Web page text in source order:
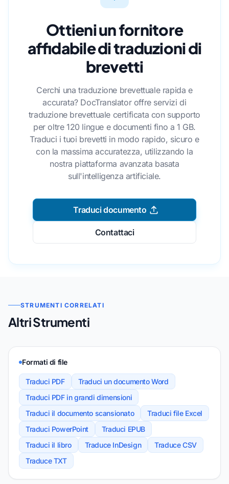
Ottieni un fornitore
affidabile di traduzioni di
brevetti
Cerchi una traduzione brevettuale rapida e
accurata? DocTranslator offre servizi di
traduzione brevettuale certificata con supporto
per oltre 120 lingue e documenti fino a 1 GB.
Traduci i tuoi brevetti in modo rapido, sicuro e
con la massima accuratezza, utilizzando la
nostra piattaforma avanzata basata
sull'intelligenza artificiale.
Traduci documento
Contattaci
STRUMENTI CORRELATI
Altri Strumenti
Formati di file
Traduci PDF
Traduci un documento Word
Traduci PDF in grandi dimensioni
Traduci il documento scansionato
Traduci file Excel
Traduci PowerPoint
Traduci EPUB
Traduci il libro
Traduce InDesign
Traduce CSV
Traduce TXT